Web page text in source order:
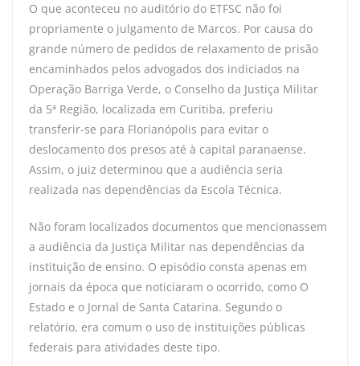
O que aconteceu no auditório do ETFSC não foi
propriamente o julgamento de Marcos. Por causa do
grande número de pedidos de relaxamento de prisão
encaminhados pelos advogados dos indiciados na
Operação Barriga Verde, o Conselho da Justiça Militar
da 5ª Região, localizada em Curitiba, preferiu
transferir-se para Florianópolis para evitar o
deslocamento dos presos até à capital paranaense.
Assim, o juiz determinou que a audiência seria
realizada nas dependências da Escola Técnica.
Não foram localizados documentos que mencionassem
a audiência da Justiça Militar nas dependências da
instituição de ensino. O episódio consta apenas em
jornais da época que noticiaram o ocorrido, como O
Estado e o Jornal de Santa Catarina. Segundo o
relatório, era comum o uso de instituições públicas
federais para atividades deste tipo.